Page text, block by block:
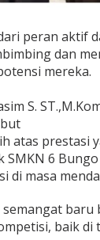
peran aktif
dan
mereka.
S.
atas prestasi
6
masa
baru
baik di